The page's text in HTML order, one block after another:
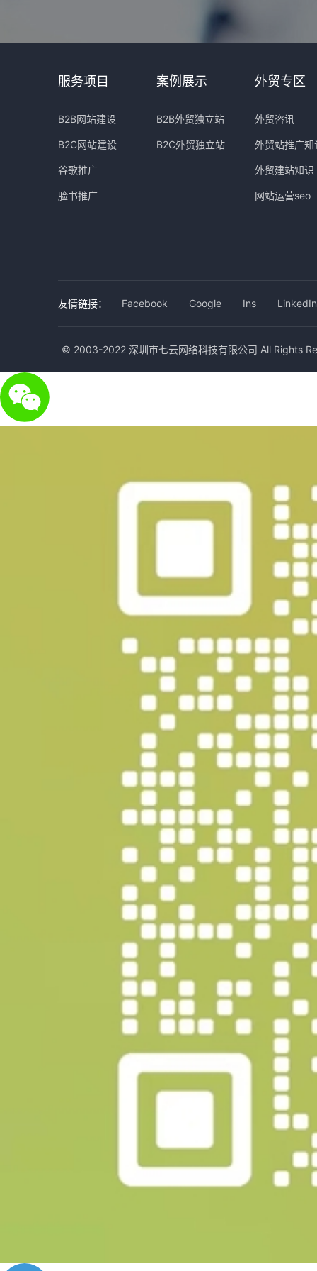
服务项目
B2B网站建设
B2C网站建设
谷歌推广
脸书推广
案例展示
B2B外贸独立站
B2C外贸独立站
外贸专区
外贸咨讯
外贸站推广知
外贸建站知识
网站运营seo
友情链接： Facebook Google Ins LinkedIn
© 2003-2022 深圳市七云网络科技有限公司 All Rights